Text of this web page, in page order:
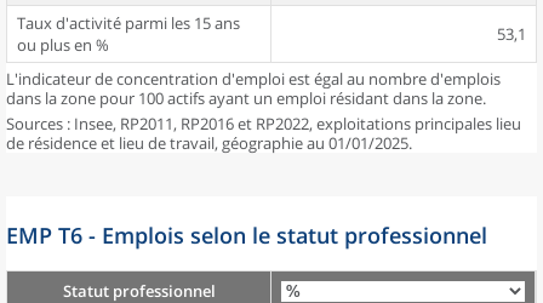
Taux d'activité parmi les 15 ans
ou plus en %
53,1
L'indicateur de concentration d'emploi est égal au nombre d'emplois
dans la zone pour 100 actifs ayant un emploi résidant dans la zone.
Sources : Insee, RP2011, RP2016 et RP2022, exploitations principales lieu
de résidence et lieu de travail, géographie au 01/01/2025.
EMP T6 - Emplois selon le statut professionnel
Statut professionnel